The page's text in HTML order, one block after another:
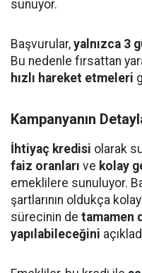
sunuyor.
Başvurular, yalnızca 3
Bu nedenle fırsattan
hızlı hareket etmeleri
Kampanyanın
İhtiyaç kredisi olarak
faiz oranları ve kolay
emeklilere sunuluyor.
şartlarının oldukça
sürecinin de tamamen
yapılabileceğini